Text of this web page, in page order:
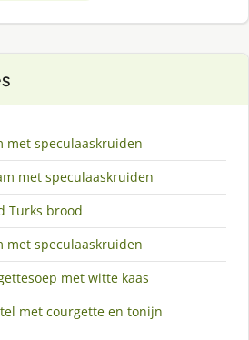
met speculaaskruiden
met speculaaskruiden
Turks brood
met speculaaskruiden
met witte kaas
met courgette en tonijn